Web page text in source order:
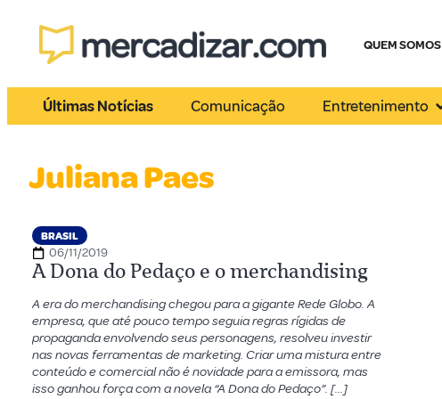
QUEM SOMOS
Últimas Notícias Comunicação Entretenimento
Juliana Paes
BRASIL
06/11/2019
A Dona do Pedaço e o merchandising
A era do merchandising chegou para a gigante Rede Globo. A
empresa, que até pouco tempo seguia regras rígidas de
propaganda envolvendo seus personagens, resolveu investir
nas novas ferramentas de marketing. Criar uma mistura entre
conteúdo e comercial não é novidade para a emissora, mas
isso ganhou força com a novela “A Dona do Pedaço”. […]